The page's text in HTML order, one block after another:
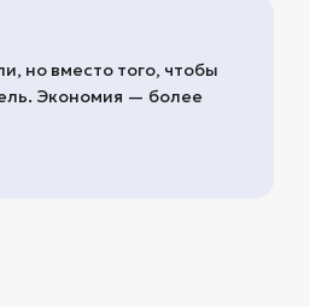
но вместо того, чтобы
Экономия — более